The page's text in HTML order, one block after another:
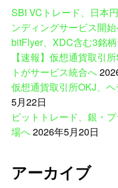
SBI VCトレード、日本
ンディングサービス開
bitFlyer、XDC含む3銘
【速報】仮想通貨取引
トがサービス統合へ
仮想通貨取引所OKJ、
5月22日
ビットトレード、銀・
場へ2026年5月20日
アーカイブ